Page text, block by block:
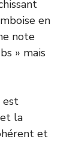
en
note
» mais
est
la
et